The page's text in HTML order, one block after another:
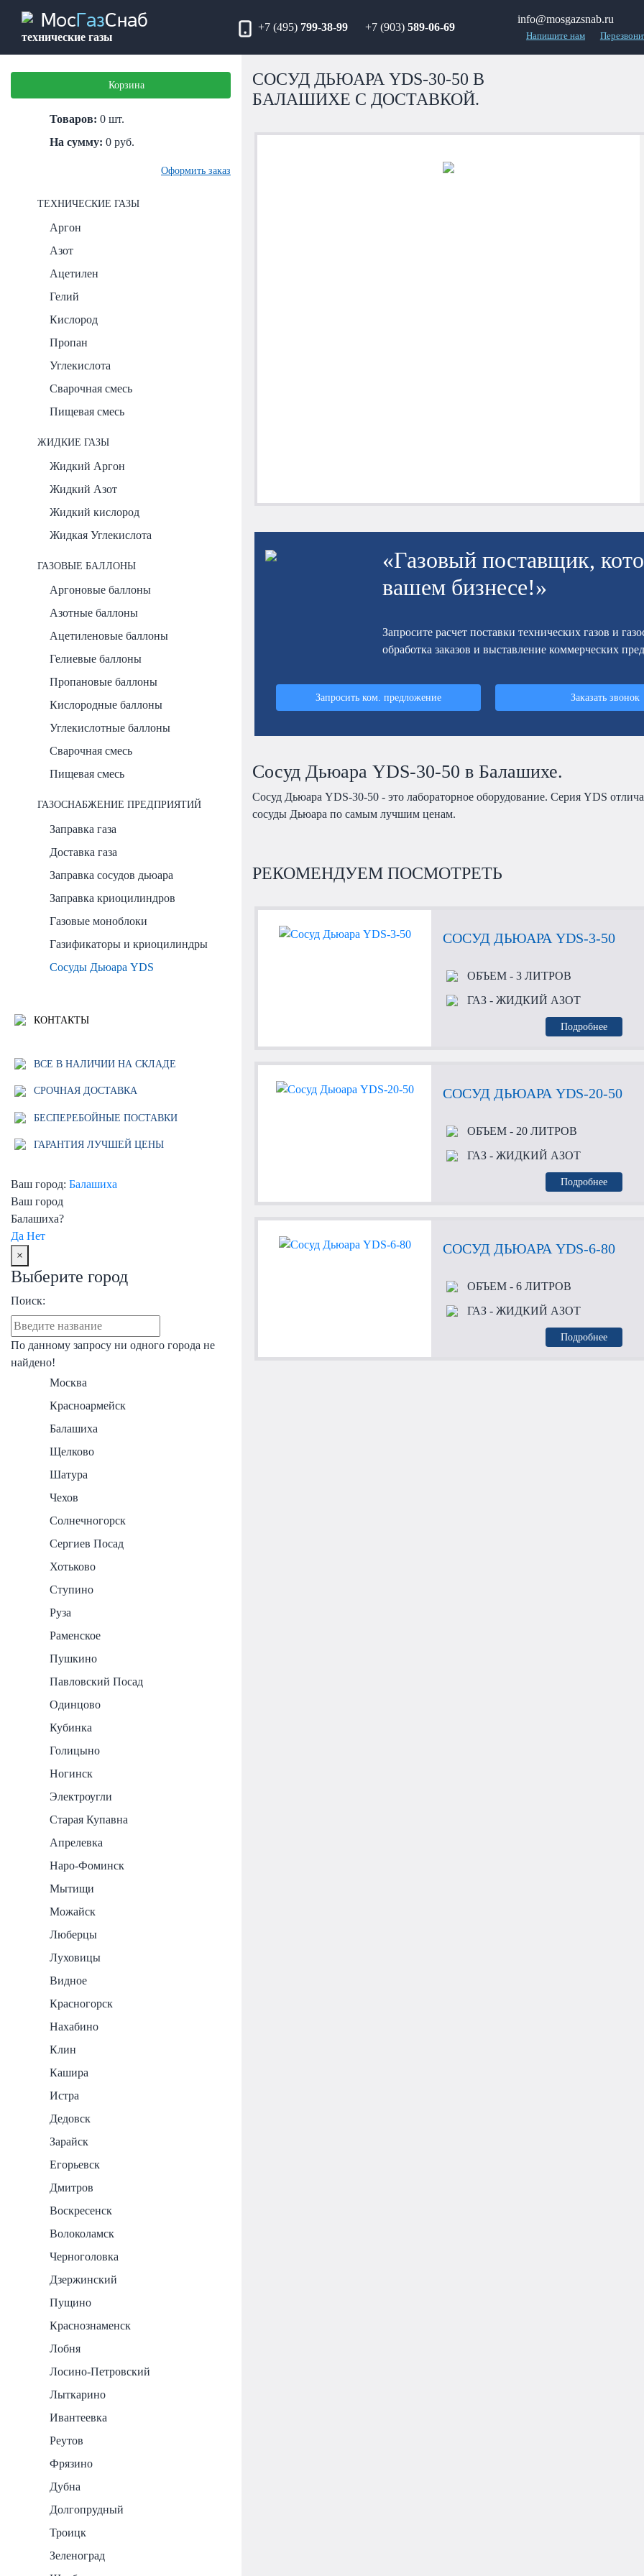
Мос ГазСнаб
технические газы
+7 (495) 799-38-99 +7 (903) 589-06-69
info@mosgazsnab.ru
Напишите нам
Корзина
Товаров: 0 шт.
На сумму: 0 руб.
Оформить заказ
ТЕХНИЧЕСКИЕ ГАЗЫ
Аргон
Азот
Ацетилен
Гелий
Кислород
Пропан
Углекислота
Сварочная смесь
Пищевая смесь
ЖИДКИЕ ГАЗЫ
Жидкий Аргон
Жидкий Азот
Жидкий кислород
Жидкая Углекислота
ГАЗОВЫЕ БАЛЛОНЫ
Аргоновые баллоны
Азотные баллоны
Ацетиленовые баллоны
Гелиевые баллоны
Пропановые баллоны
Кислородные баллоны
Углекислотные баллоны
Сварочная смесь
Пищевая смесь
ГАЗОСНАБЖЕНИЕ ПРЕДПРИЯТИЙ
Заправка газа
Доставка газа
Заправка сосудов дьюара
Заправка криоцилиндров
Газовые моноблоки
Газификаторы и криоцилиндры
Сосуды Дьюара YDS
КОНТАКТЫ
ВСЕ В НАЛИЧИИ НА СКЛАДЕ
СРОЧНАЯ ДОСТАВКА
БЕСПЕРЕБОЙНЫЕ ПОСТАВКИ
ГАРАНТИЯ ЛУЧШЕЙ ЦЕНЫ
Ваш город: Балашиха
Ваш город
Балашиха?
Да Нет
×
Выберите город
Поиск:
По данному запросу ни одного города не
найдено!
Москва
Красноармейск
Балашиха
Щелково
Шатура
Чехов
Солнечногорск
Сергиев Посад
Хотьково
Ступино
Руза
Раменское
Пушкино
Павловский Посад
Одинцово
Кубинка
Голицыно
Ногинск
Электроугли
Старая Купавна
Апрелевка
Наро-Фоминск
Мытищи
Можайск
Люберцы
Луховицы
Видное
Красногорск
Нахабино
Клин
Кашира
Истра
Дедовск
Зарайск
Егорьевск
Дмитров
Воскресенск
Волоколамск
Черноголовка
Дзержинский
Пущино
Краснознаменск
Лобня
Лосино-Петровский
Лыткарино
Ивантеевка
Реутов
Фрязино
Дубна
Долгопрудный
Троицк
Зеленоград
СОСУД ДЬЮАРА YDS-30-50 В
БАЛАШИХЕ С ДОСТАВКОЙ.
«Газовый поставщик,
вашем бизнесе!»
Запросите расчет поставки технических газов и
обработка заказов и выставление коммерческих
Запросить ком. предложение Заказать звонок
Сосуд Дьюара YDS-30-50 в Балашихе.
Сосуд Дьюара YDS-30-50 - это лабораторное оборудование. Серия YDS
сосуды Дьюара по самым лучшим ценам.
РЕКОМЕНДУЕМ ПОСМОТРЕТЬ
СОСУД ДЬЮАРА YDS-3-50
ОБЪЕМ- 3 ЛИТРОВ
ГАЗ- ЖИДКИЙ АЗОТ
Подробнее
СОСУД ДЬЮАРА YDS-20-50
ОБЪЕМ- 20 ЛИТРОВ
ГАЗ- ЖИДКИЙ АЗОТ
Подробнее
СОСУД ДЬЮАРА YDS-6-80
ОБЪЕМ- 6 ЛИТРОВ
ГАЗ- ЖИДКИЙ АЗОТ
Подробнее